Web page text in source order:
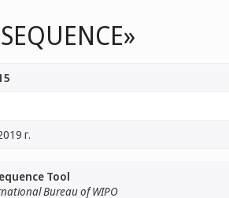
г.
Tool
Bureau of WIPO